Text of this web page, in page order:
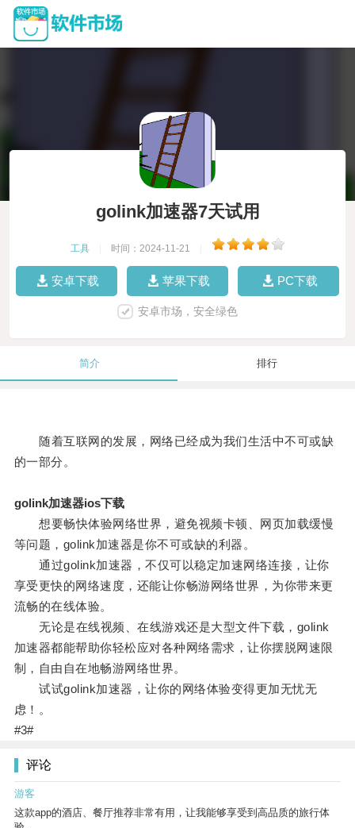
golink加速器7天试用
工具 时间：2024-11-21
安卓下载 苹果下载 PC下载
安卓市场，安全绿色
简介 排行
随着互联网的发展，网络已经成为我们生活中不可或缺
的一部分。
golink加速器ios下载
想要畅快体验网络世界，避免视频卡顿、网页加载缓慢
等问题，golink加速器是你不可或缺的利器。
通过golink加速器，不仅可以稳定加速网络连接，让你
享受更快的网络速度，还能让你畅游网络世界，为你带来更
流畅的在线体验。
无论是在线视频、在线游戏还是大型文件下载，golink
加速器都能帮助你轻松应对各种网络需求，让你摆脱网速限
制，自由自在地畅游网络世界。
试试golink加速器，让你的网络体验变得更加无忧无
虑！。
#3#
评论
游客
这款app的酒店、餐厅推荐非常有用，让我能够享受到高品质的旅行体